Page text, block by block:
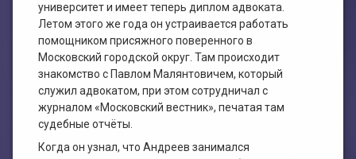
университет и имеет теперь диплом адвоката.
Летом этого же года он устраивается работать
помощником присяжного поверенного в
Московский городской округ. Там происходит
знакомство с Павлом Малянтовичем, который
служил адвокатом, при этом сотрудничал с
журналом «Московский вестник», печатая там
судебные отчёты.
Когда он узнал, что Андреев занимался